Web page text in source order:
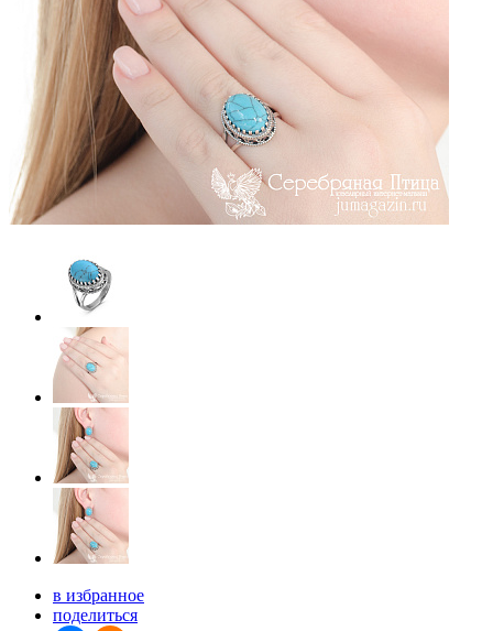
в избранное
поделиться